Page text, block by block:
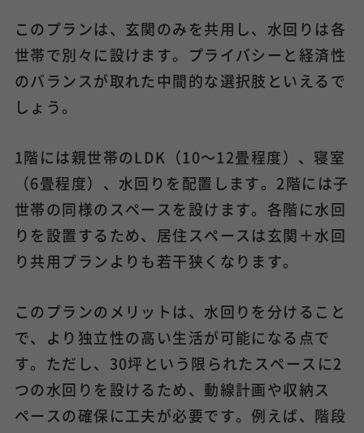
このプランは、玄関のみを共用し、水回りは各
世帯で別々に設けます。プライバシーと経済性
のバランスが取れた中間的な選択肢といえるで
しょう。
1階には親世帯のLDK（10～12畳程度）、寝室
（6畳程度）、水回りを配置します。2階には子
世帯の同様のスペースを設けます。各階に水回
りを設置するため、居住スペースは玄関＋水回
り共用プランよりも若干狭くなります。
このプランのメリットは、水回りを分けること
で、より独立性の高い生活が可能になる点で
す。ただし、30坪という限られたスペースに2
つの水回りを設けるため、動線計画や収納ス
ペースの確保に工夫が必要です。例えば、階段